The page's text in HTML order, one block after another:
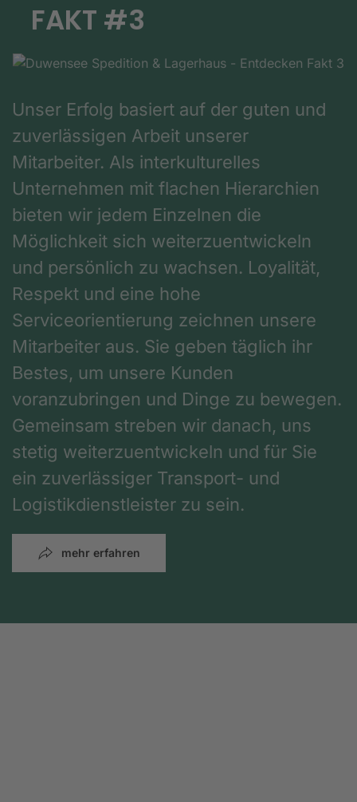
FAKT #3
Unser Erfolg basiert auf der guten und
zuverlässigen Arbeit unserer
Mitarbeiter. Als interkulturelles
Unternehmen mit flachen Hierarchien
bieten wir jedem Einzelnen die
Möglichkeit sich weiterzuentwickeln
und persönlich zu wachsen. Loyalität,
Respekt und eine hohe
Serviceorientierung zeichnen unsere
Mitarbeiter aus. Sie geben täglich ihr
Bestes, um unsere Kunden
voranzubringen und Dinge zu bewegen.
Gemeinsam streben wir danach, uns
stetig weiterzuentwickeln und für Sie
ein zuverlässiger Transport- und
Logistikdienstleister zu sein.
mehr erfahren